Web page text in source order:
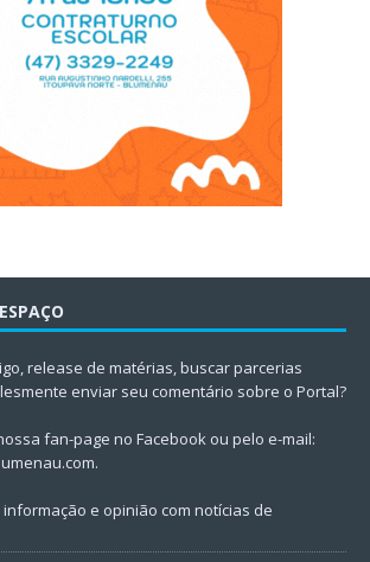
release de matérias, buscar parcerias
enviar seu comentário sobre o Portal?
fan-page no Facebook ou pelo e-mail:
.
e opinião com notícias de